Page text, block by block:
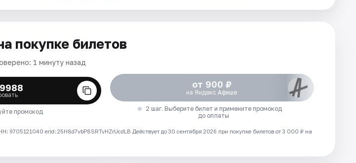
покупке билетов
1 минуту назад
промокод
от 900 ₽
на Яндекс Афише
2 шаг. Выберите билет и примените промокод
до оплаты
erid: 25H8d7vbP8SRTvHZrUcdLB Действует до 30 сентября 2026 при покупке билетов от 3 000 ₽ на